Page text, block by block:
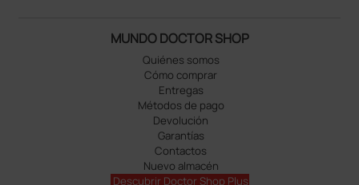
MUNDO DOCTOR SHOP
Quiénes somos
Cómo comprar
Entregas
Métodos de pago
Devolución
Garantías
Contactos
Nuevo almacén
Descubrir Doctor Shop Plus